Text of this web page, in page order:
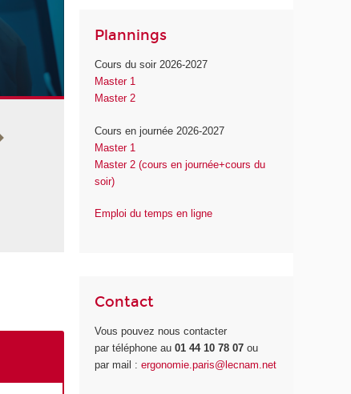
Ouverture des inscriptions au
Ergonomie
Plannings
Cours du soir 2026-2027
Master 1
Master 2
Cours en journée 2026-2027
Master 1
Master 2 (cours en journée+cours du
soir)
Emploi du temps en ligne
Contact
Vous pouvez nous contacter
par téléphone au01 44 10 78 07 ou
par mail :ergonomie.paris@lecnam.net